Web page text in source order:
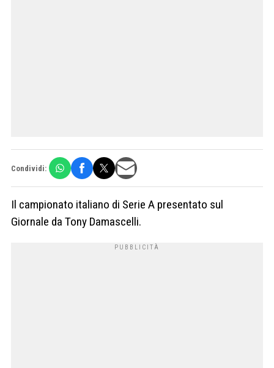
Condividi:
Il campionato italiano di Serie A presentato sul
Giornale da Tony Damascelli.